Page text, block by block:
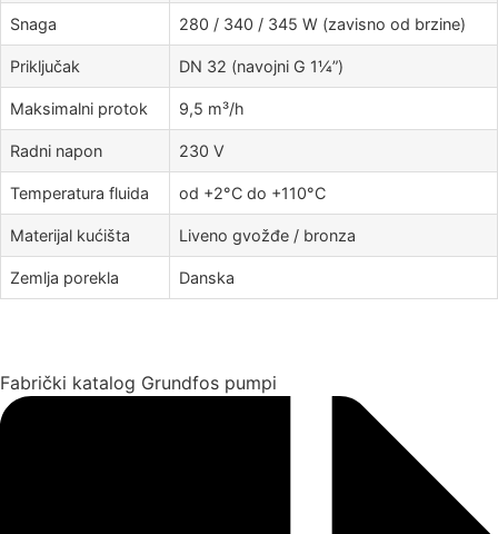
Snaga 280 / 340 / 345 W (zavisno od brzine)
Priključak DN 32 (navojni G 1¼”)
Maksimalni protok 9,5 m³/h
Radni napon 230 V
Temperatura fluida od +2°C do +110°C
Materijal kućišta Liveno gvožđe / bronza
Zemlja porekla Danska
Fabrički katalog Grundfos pumpi